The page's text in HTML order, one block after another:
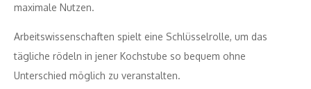
maximale Nutzen.
Arbeitswissenschaften spielt eine Schlüsselrolle, um das
tägliche rödeln in jener Kochstube so bequem ohne
Unterschied möglich zu veranstalten.